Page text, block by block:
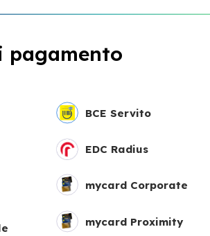
pagamento
BCE Servito
EDC Radius
mycard Corporate
mycard Proximity